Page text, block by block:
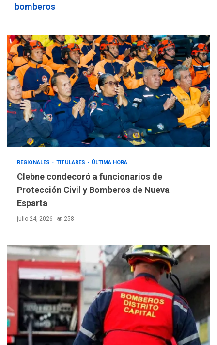
bomberos
REGIONALES TITULARES ÚLTIMA HORA
Clebne condecoró a funcionarios de
Protección Civil y Bomberos de Nueva
Esparta
julio 24, 2026 258